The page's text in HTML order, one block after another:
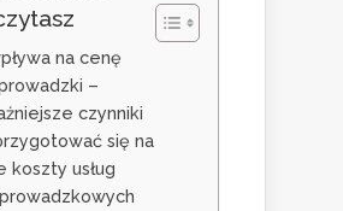
na cenę
–
czynniki
się na
koszty usług